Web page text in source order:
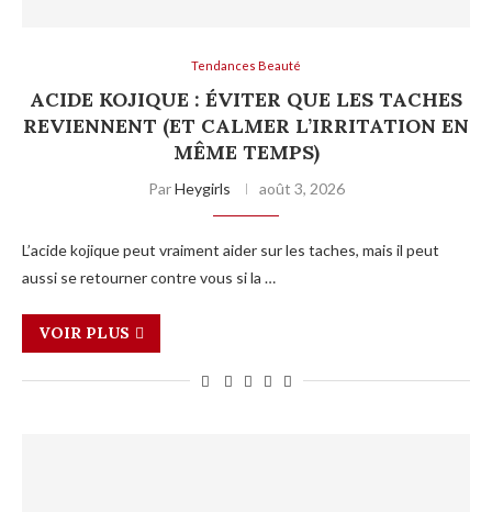
Tendances Beauté
ACIDE KOJIQUE : ÉVITER QUE LES TACHES
REVIENNENT (ET CALMER L’IRRITATION EN
MÊME TEMPS)
ParHeygirls août 3, 2026
L’acide kojique peut vraiment aider sur les taches, mais il peut
aussi se retourner contre vous si la …
VOIR PLUS